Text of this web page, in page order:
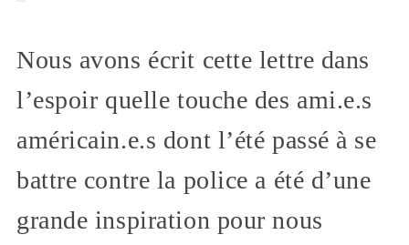
Nous avons écrit cette lettre dans
l’espoir quelle touche des ami.e.s
américain.e.s dont l’été passé à se
battre contre la police a été d’une
grande inspiration pour nous